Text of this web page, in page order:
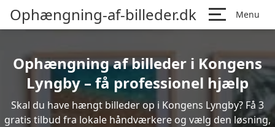
Ophængning-af-billeder.dk Menu
Ophængning af billeder i Kongens
Lyngby – få professionel hjælp
Skal du have hængt billeder op i Kongens Lyngby? Få 3
gratis tilbud fra lokale håndværkere og vælg den løsning,